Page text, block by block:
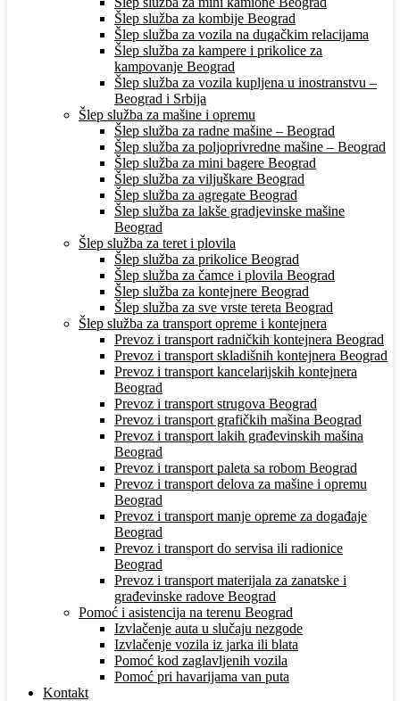
Šlep služba za kombije Beograd
Šlep služba za vozila na dugačkim relacijama
Šlep služba za kampere i prikolice za
kampovanje Beograd
Šlep služba za vozila kupljena u inostranstvu –
Beograd i Srbija
Šlep služba za mašine i opremu
Šlep služba za radne mašine – Beograd
Šlep služba za poljoprivredne mašine – Beograd
Šlep služba za mini bagere Beograd
Šlep služba za viljuškare Beograd
Šlep služba za agregate Beograd
Šlep služba za lakše gradjevinske mašine
Beograd
Šlep služba za teret i plovila
Šlep služba za prikolice Beograd
Šlep služba za čamce i plovila Beograd
Šlep služba za kontejnere Beograd
Šlep služba za sve vrste tereta Beograd
Šlep služba za transport opreme i kontejnera
Prevoz i transport radničkih kontejnera Beograd
Prevoz i transport skladišnih kontejnera Beograd
Prevoz i transport kancelarijskih kontejnera
Beograd
Prevoz i transport strugova Beograd
Prevoz i transport grafičkih mašina Beograd
Prevoz i transport lakih građevinskih mašina
Beograd
Prevoz i transport paleta sa robom Beograd
Prevoz i transport delova za mašine i opremu
Beograd
Prevoz i transport manje opreme za događaje
Beograd
Prevoz i transport do servisa ili radionice
Beograd
Prevoz i transport materijala za zanatske i
građevinske radove Beograd
Pomoć i asistencija na terenu Beograd
Izvlačenje auta u slučaju nezgode
Izvlačenje vozila iz jarka ili blata
Pomoć kod zaglavljenih vozila
Pomoć pri havarijama van puta
Kontakt